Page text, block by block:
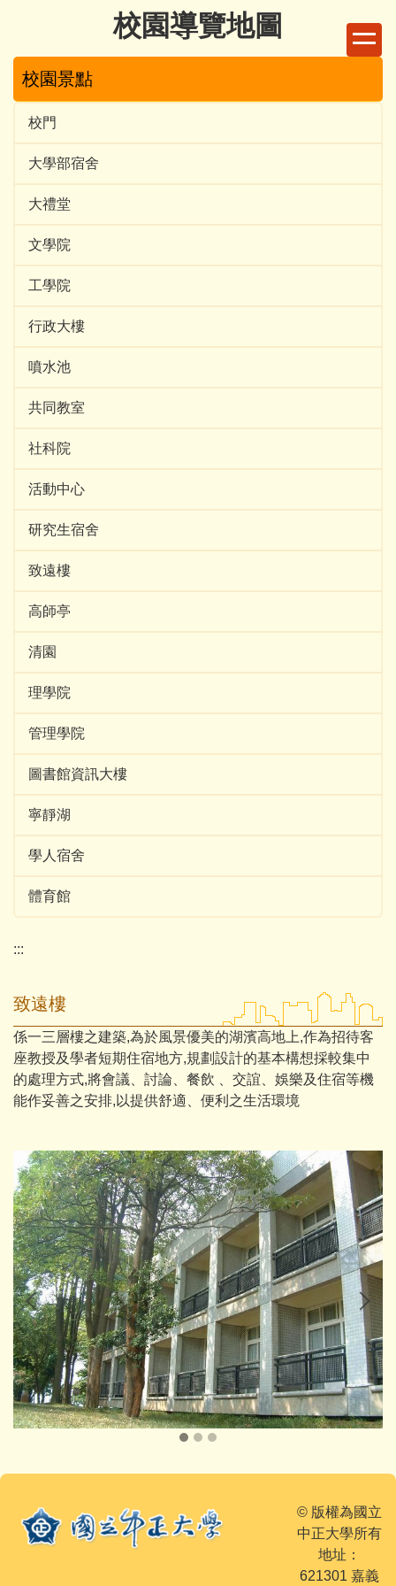
主
內
區
校園導覽地圖
校園景點
校門
大學部宿舍
大禮堂
文學院
工學院
行政大樓
噴水池
共同教室
社科院
活動中心
研究生宿舍
致遠樓
高師亭
清園
理學院
管理學院
圖書館資訊大樓
寧靜湖
學人宿舍
體育館
:::
致遠樓
係一三層樓之建築,為於風景優美的湖濱高地上,作為招待客
座教授及學者短期住宿地方,規劃設計的基本構想採較集中
的處理方式,將會議、討論、餐飲 、交誼、娛樂及住宿等機
能作妥善之安排,以提供舒適、便利之生活環境
© 版權為國立
中正大學所有
地址：
621301 嘉義